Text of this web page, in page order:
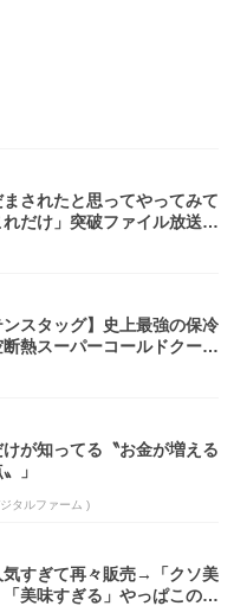
されたと思ってやってみて
れだけ」突破ファイル放送で
ンスタッグ】史上最強の保冷
熱スーパーコールドクーラ
けが知ってる〝お金が増える
」
タルファーム )
気すぎて再々販売→「クソ美
「美味すぎる」やっぱこのク